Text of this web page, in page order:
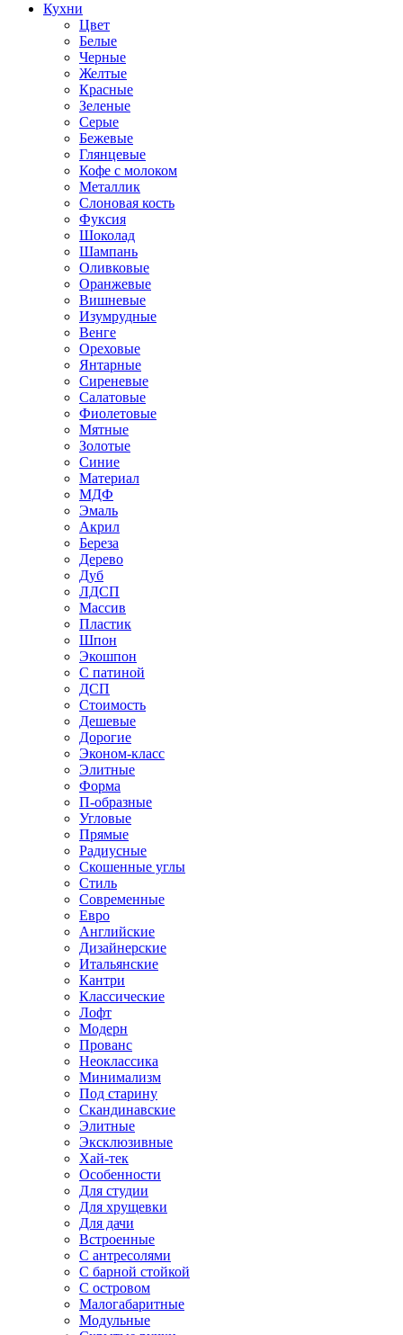
Кухни
Цвет
Белые
Черные
Желтые
Красные
Зеленые
Серые
Бежевые
Глянцевые
Кофе с молоком
Металлик
Слоновая кость
Фуксия
Шоколад
Шампань
Оливковые
Оранжевые
Вишневые
Изумрудные
Венге
Ореховые
Янтарные
Сиреневые
Салатовые
Фиолетовые
Мятные
Золотые
Синие
Материал
МДФ
Эмаль
Акрил
Береза
Дерево
Дуб
ЛДСП
Массив
Пластик
Шпон
Экошпон
С патиной
ДСП
Стоимость
Дешевые
Дорогие
Эконом-класс
Элитные
Форма
П-образные
Угловые
Прямые
Радиусные
Скошенные углы
Стиль
Современные
Евро
Английские
Дизайнерские
Итальянские
Кантри
Классические
Лофт
Модерн
Прованс
Неоклассика
Минимализм
Под старину
Скандинавские
Элитные
Эксклюзивные
Хай-тек
Особенности
Для студии
Для хрущевки
Для дачи
Встроенные
С антресолями
С барной стойкой
С островом
Малогабаритные
Модульные